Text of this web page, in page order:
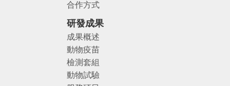
合作方式
研發成果
成果概述
動物疫苗
檢測套組
動物試驗